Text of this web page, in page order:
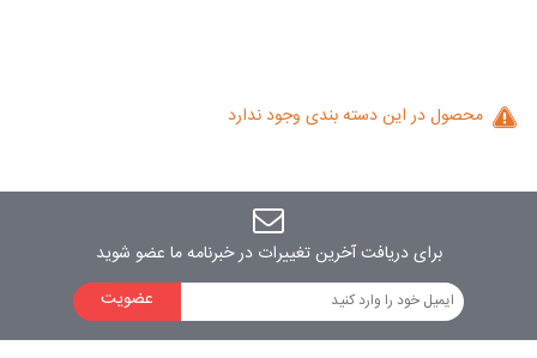
محصول در این دسته بندی وجود ندارد
برای دریافت آخرین تغییرات در خبرنامه ما عضو شوید
عضویت